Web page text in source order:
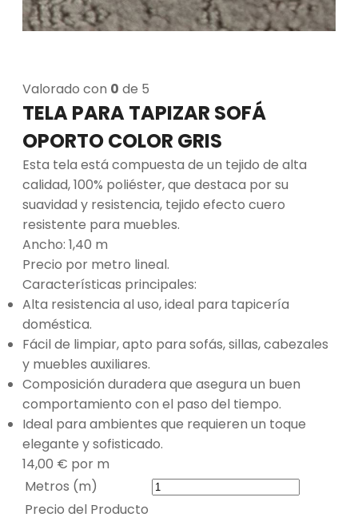
Valorado con 0 de 5
TELA PARA TAPIZAR SOFÁ
OPORTO COLOR GRIS
Esta tela está compuesta de un tejido de alta
calidad, 100% poliéster, que destaca por su
suavidad y resistencia, tejido efecto cuero
resistente para muebles.
Ancho: 1,40 m
Precio por metro lineal.
Características principales:
Alta resistencia al uso, ideal para tapicería
doméstica.
Fácil de limpiar, apto para sofás, sillas, cabezales
y muebles auxiliares.
Composición duradera que asegura un buen
comportamiento con el paso del tiempo.
Ideal para ambientes que requieren un toque
elegante y sofisticado.
14,00 € por m
Metros (m)
Precio del Producto